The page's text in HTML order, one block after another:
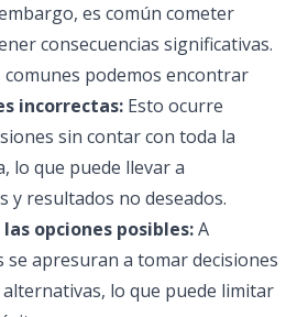
es común cometer
consecuencias significativas.
podemos encontrar
incorrectas: Esto ocurre
sin contar con toda la
lo que puede llevar a
y resultados no deseados.
opciones posibles:A
se apresuran a tomar decisiones
lo que puede limitar